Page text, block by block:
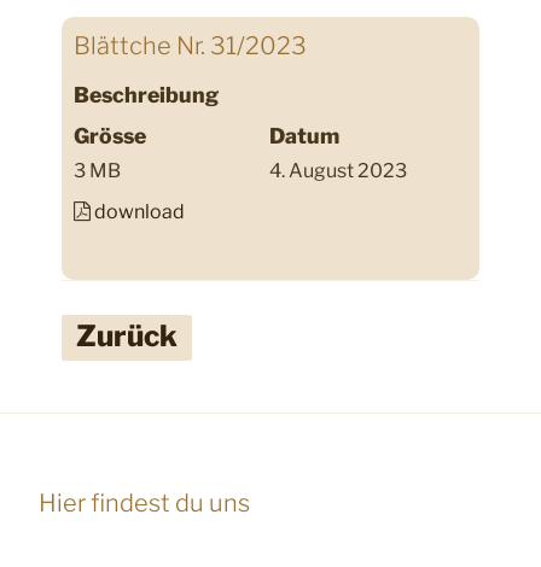
Blättche Nr. 31/2023
Beschreibung
Grösse
3 MB
Datum
4. August 2023
download
Zurück
Hier findest du uns